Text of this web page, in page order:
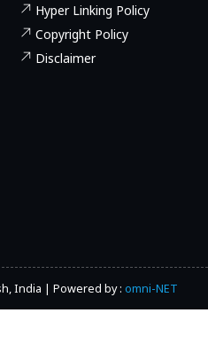
Hyper Linking Policy
Copyright Policy
Disclaimer
India | Powered by : omni-NET